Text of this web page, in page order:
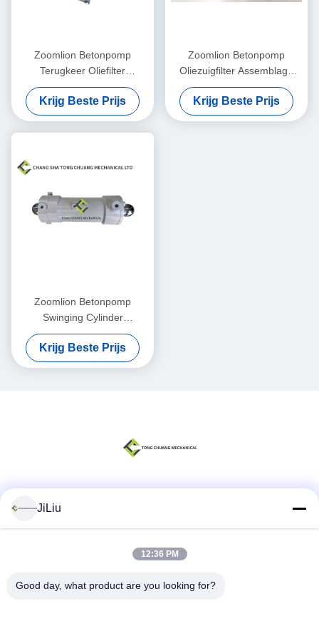
Zoomlion Betonpomp
Terugkeer Oliefilter
Assemblage KE 2884+KE
2883 1010600428
Krijg Beste Prijs
Zoomlion Betonpomp
Oliezuigfilter Assemblage
DRG 90 Mahler Originele
1010600452
Krijg Beste Prijs
Zoomlion Betonpomp
Swinging Cylinder
Assemblage (links) F9000
(Voorrijrijzitter)
000190201A0200000
Krijg Beste Prijs
JiLiu
12:36 PM
Good day, what product are you looking for?